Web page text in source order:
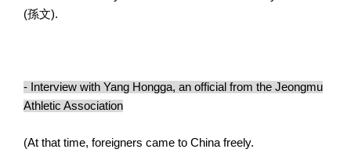
(孫文).
- Interview with Yang Hongga, an official from the Jeongmu
Athletic Association
(At that time, foreigners came to China freely.